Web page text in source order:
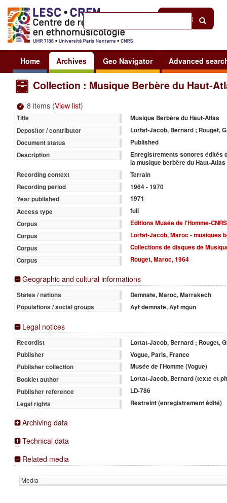
Sign in
Home Archives Geo Navigator Advanced
Collection : Musique Berbère du Haut-
8 items (View list)
Title
Musique Berbère du Haut-Atlas
Depositor / contributor
Lortat-Jacob, Bernard ; Rouget,
Document status
Published
Description
Enregistrements sonores édités
la musique berbère du Haut-
Recording context
Terrain
Recording period
1964 - 1970
Year published
1971
Access type
full
Corpus
Editions Musée de l'Homme-
Corpus
Lortat-Jacob, Maroc - musiques
Corpus
Collections de disques de
Corpus
Rouget, Maroc, 1964
Geographic and cultural informations
States / nations
Demnate, Maroc, Marrakech
Populations / social groups
Ayt demnate, Ayt mgun
Legal notices
Recordist
Lortat-Jacob, Bernard ; Rouget,
Publisher
Vogue, Paris, France
Publisher collection
Musée de l'Homme (Vogue)
Booklet author
Lortat-Jacob, Bernard (texte et
Publisher reference
LD-786
Legal rights
Restreint (enregistrement édité)
Archiving data
Technical data
Related media
Media